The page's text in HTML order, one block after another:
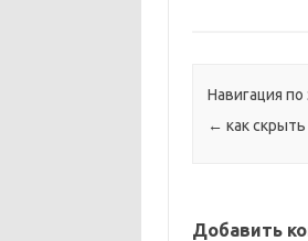
Навигация по
← как
Добавить